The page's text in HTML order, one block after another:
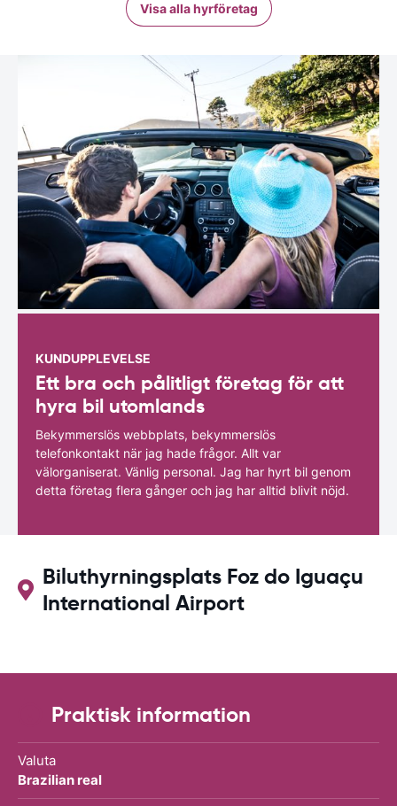
Visa alla hyrföretag
KUNDUPPLEVELSE
Ett bra och pålitligt företag för att
hyra bil utomlands
Bekymmerslös webbplats, bekymmerslös
telefonkontakt när jag hade frågor. Allt var
välorganiserat. Vänlig personal. Jag har hyrt bil genom
detta företag flera gånger och jag har alltid blivit nöjd.
Biluthyrningsplats Foz do Iguaçu
International Airport
Praktisk information
Valuta
Brazilian real